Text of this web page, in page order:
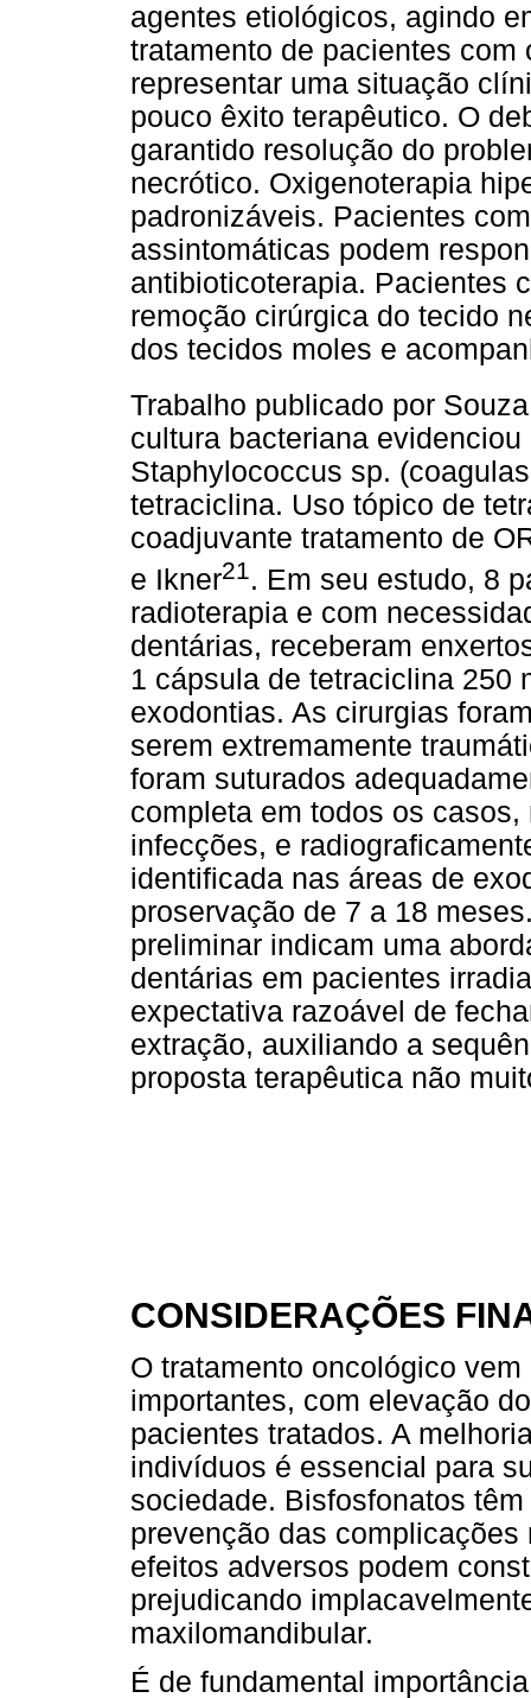
agentes etiológicos, agindo
tratamento de pacientes
representar uma situação
pouco êxito terapêutico. O
garantido resolução do
necrótico. Oxigenoterapia
padronizáveis. Pacientes
assintomáticas podem
antibioticoterapia. Pacientes
remoção cirúrgica do tecido
dos tecidos moles e
Trabalho publicado por
cultura bacteriana
Staphylococcus sp.
tetraciclina. Uso tópico de
coadjuvante tratamento de
e Ikner21 . Em seu estudo, 8
radioterapia e com
dentárias, receberam
1 cápsula de tetraciclina 250
exodontias. As cirurgias
serem extremamente
foram suturados
completa em todos os
infecções, e
identificada nas áreas de
proservação de 7 a 18
preliminar indicam uma
dentárias em pacientes
expectativa razoável de
extração, auxiliando a
proposta terapêutica não
CONSIDERAÇÕES
O tratamento oncológico
importantes, com elevação
pacientes tratados. A
indivíduos é essencial para
sociedade. Bisfosfonatos
prevenção das
efeitos adversos podem
prejudicando
maxilomandibular.
É de fundamental